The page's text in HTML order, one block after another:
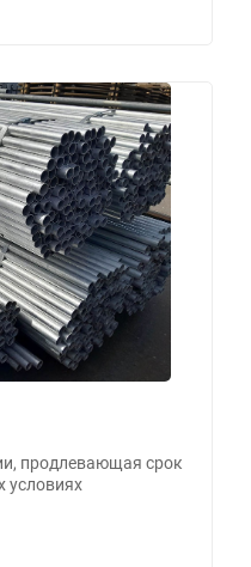
продлевающая срок
условиях